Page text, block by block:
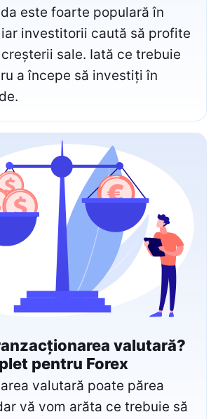
este foarte populară în
investitorii caută să profite
sale. Iată ce trebuie
a începe să investiți în
valutară?
pentru Forex
valutară poate părea
vă vom arăta ce trebuie să